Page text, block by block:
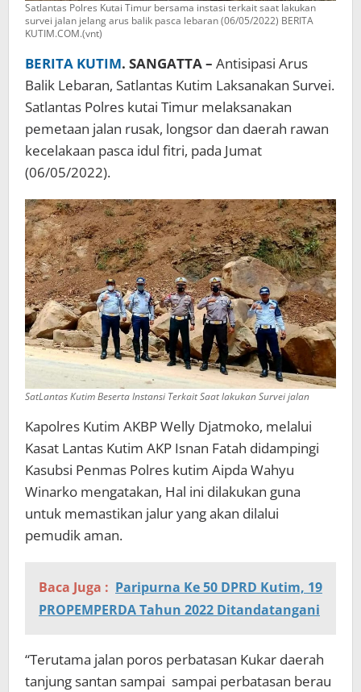
Satlantas Polres Kutai Timur bersama instasi terkait saat lakukan
survei jalan jelang arus balik pasca lebaran (06/05/2022) BERITA
KUTIM.COM.(vnt)
BERITA KUTIM. SANGATTA – Antisipasi Arus
Balik Lebaran, Satlantas Kutim Laksanakan Survei.
Satlantas Polres kutai Timur melaksanakan
pemetaan jalan rusak, longsor dan daerah rawan
kecelakaan pasca idul fitri, pada Jumat
(06/05/2022).
SatLantas Kutim Beserta Instansi Terkait Saat lakukan Survei jalan
Kapolres Kutim AKBP Welly Djatmoko, melalui
Kasat Lantas Kutim AKP Isnan Fatah didampingi
Kasubsi Penmas Polres kutim Aipda Wahyu
Winarko mengatakan, Hal ini dilakukan guna
untuk memastikan jalur yang akan dilalui
pemudik aman.
Baca Juga : Paripurna Ke 50 DPRD Kutim, 19
PROPEMPERDA Tahun 2022 Ditandatangani
“Terutama jalan poros perbatasan Kukar daerah
tanjung santan sampai sampai perbatasan berau